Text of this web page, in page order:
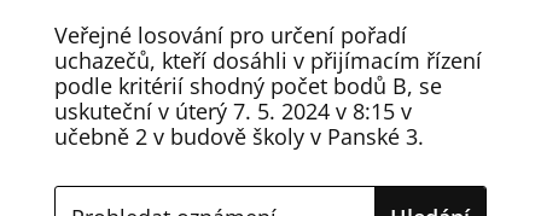
Veřejné losování pro určení pořadí
uchazečů, kteří dosáhli v přijímacím řízení
podle kritérií shodný počet bodů B, se
uskuteční v úterý 7. 5. 2024 v 8:15 v
učebně 2 v budově školy v Panské 3.